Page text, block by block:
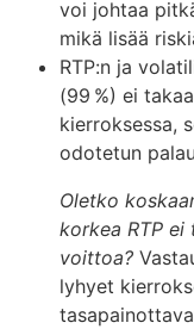
voi johtaa
mikä lisää
RTP:n ja
(99 %) ei
kierroksessa,
odotetun
Oletko
korkea RTP ei
voittoa?
lyhyet